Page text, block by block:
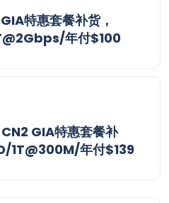
特惠套餐补货，
年付$100
GIA特惠套餐补
1T@300M/年付$139